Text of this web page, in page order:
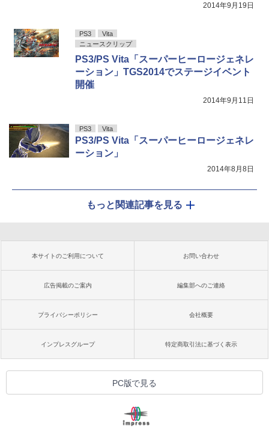
2014年9月19日
PS3
Vita
ニュースクリップ
PS3/PS Vita「スーパーヒーロージェネレ
ーション」TGS2014でステージイベント
開催
2014年9月11日
PS3 Vita
PS3/PS Vita「スーパーヒーロージェネレ
ーション」
2014年8月8日
もっと関連記事を見る
本サイトのご利用について お問い合わせ
広告掲載のご案内 編集部へのご連絡
プライバシーポリシー 会社概要
インプレスグループ 特定商取引法に基づく表示
PC版で見る